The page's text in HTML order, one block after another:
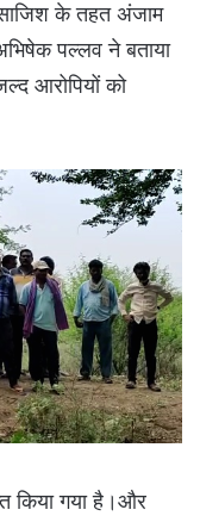
साजिश के तहत अंजाम
पल्लव ने बताया
आरोपियों को
किया गया है।और